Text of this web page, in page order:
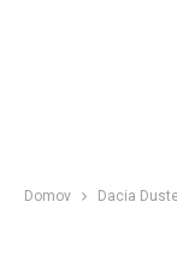
Domov Dacia